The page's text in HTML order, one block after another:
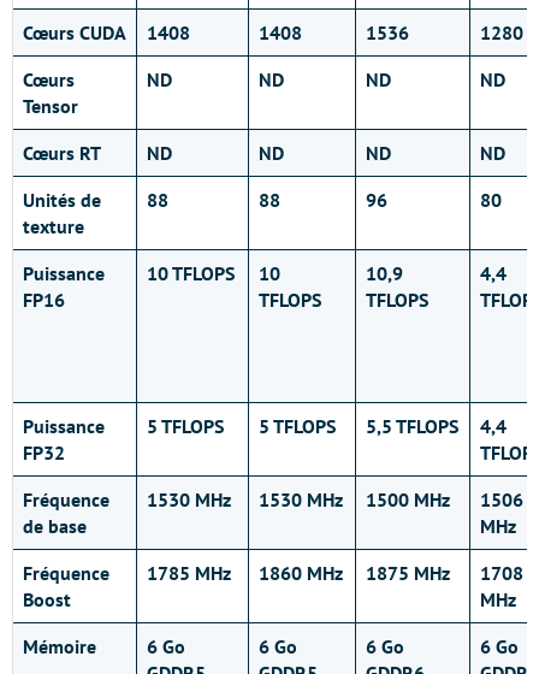
Cœurs CUDA 1408 1408 1536
1280
Cœurs
Tensor
ND ND ND ND
Cœurs RT ND ND ND
ND
Unités de
texture
88 88 96 80
Puissance
FP16
10 TFLOPS
10
TFLOPS
10,9
TFLOPS
4,4
Puissance
FP32
5 TFLOPS 5 TFLOPS 5,5 TFLOPS
4,4
Fréquence
de base
1530 MHz 1530 MHz 1500 MHz
1506
MHz
Fréquence
Boost
1785 MHz 1860 MHz 1875 MHz
1708
MHz
Mémoire
6 Go
6 Go
6 Go
6 Go